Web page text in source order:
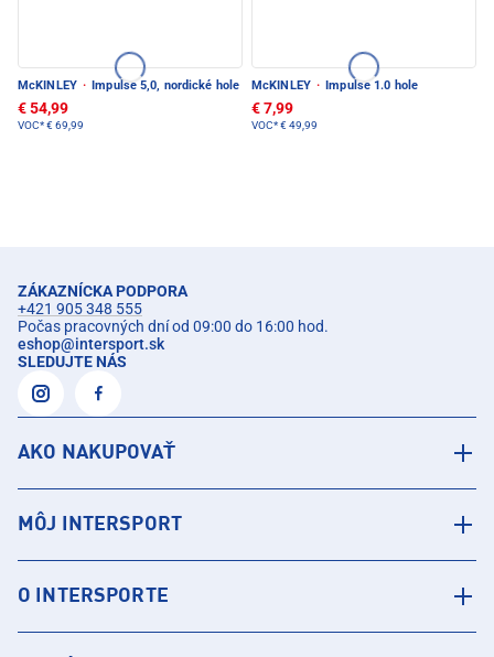
McKINLEY · Impulse 5,0, nordické hole
€ 54,99
VOC*€ 69,99
McKINLEY · Impulse 1.0 hole
€ 7,99
VOC*€ 49,99
ZÁKAZNÍCKA PODPORA
+421 905 348 555
Počas pracovných dní od 09:00 do 16:00 hod.
eshop@intersport.sk
SLEDUJTE NÁS
AKO NAKUPOVAŤ
MÔJ INTERSPORT
O INTERSPORTE